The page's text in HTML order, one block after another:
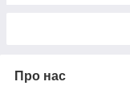
Про нас